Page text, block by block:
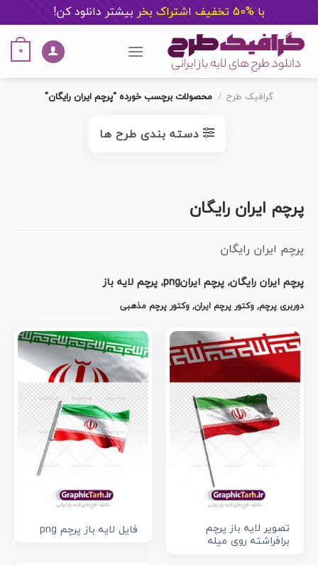
با %50 تخفیف اشتراک بخر بیشتر دانلود کن!
content
0
گرافیک طرح / محصولات برچسب خورده “پرچم ایران رایگان”
دسته بندی طرح ها
پرچم ایران رایگان
پرچم ایران رایگان
پرچم ایران رایگان, پرچم ایرانpng, پرچم لایه باز
دوربری پرچم, وکتور پرچم ایران, وکتور پرچم مذهبی
تصویر لایه باز پرچم
برافراشته روی میله
فایل لایه باز پرچم png